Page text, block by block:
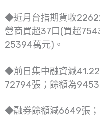
◆近月台指期貨收
營商買超37口(買超
25394萬元)。
◆前日集中融資減
72794張；餘額為
◆融券餘額減6649張；